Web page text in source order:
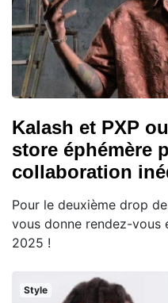
Kalash et PXP
store éphémère
collaboration
Pour le deuxième drop
vous donne rendez-vous
2025 !
Style